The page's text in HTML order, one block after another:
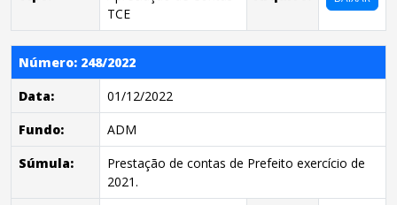
TCE
Número: 248/2022
Data:
01/12/2022
Fundo:
ADM
Súmula:
Prestação de contas de Prefeito exercício de
2021.